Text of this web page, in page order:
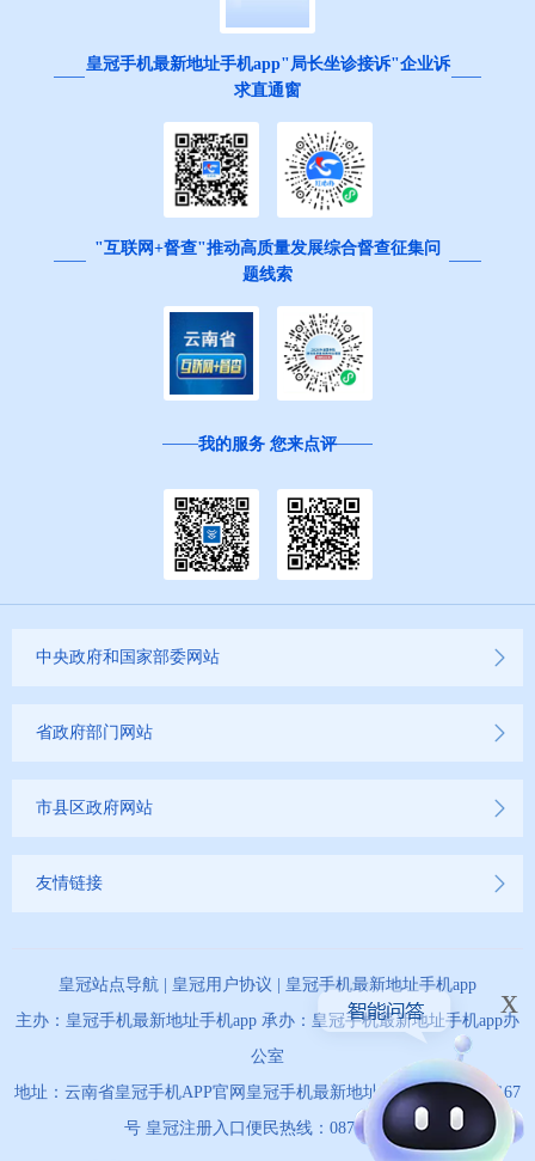
皇冠手机最新地址手机app"局长坐诊接诉"企业诉
求直通窗
"互联网+督查"推动高质量发展综合督查征集问
题线索
我的服务 您来点评
中央政府和国家部委网站
省政府部门网站
市县区政府网站
友情链接
皇冠站点导航 皇冠用户协议
皇冠手机最新地址手机app
主办：皇冠手机最新地址手机app 承办：皇冠手机最新地址手机app办
公室
地址：云南省皇冠手机APP官网皇冠手机最新地址手机app市天马路67
号 皇冠注册入口便民热线：0873-12345
x